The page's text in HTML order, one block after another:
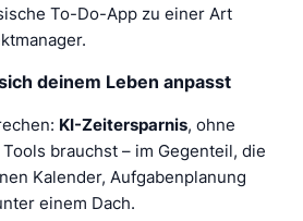
To-Do-App zu einer Art
deinem Leben anpasst
KI-Zeitersparnis, ohne
brauchst – im Gegenteil, die
Kalender, Aufgabenplanung
einem Dach.